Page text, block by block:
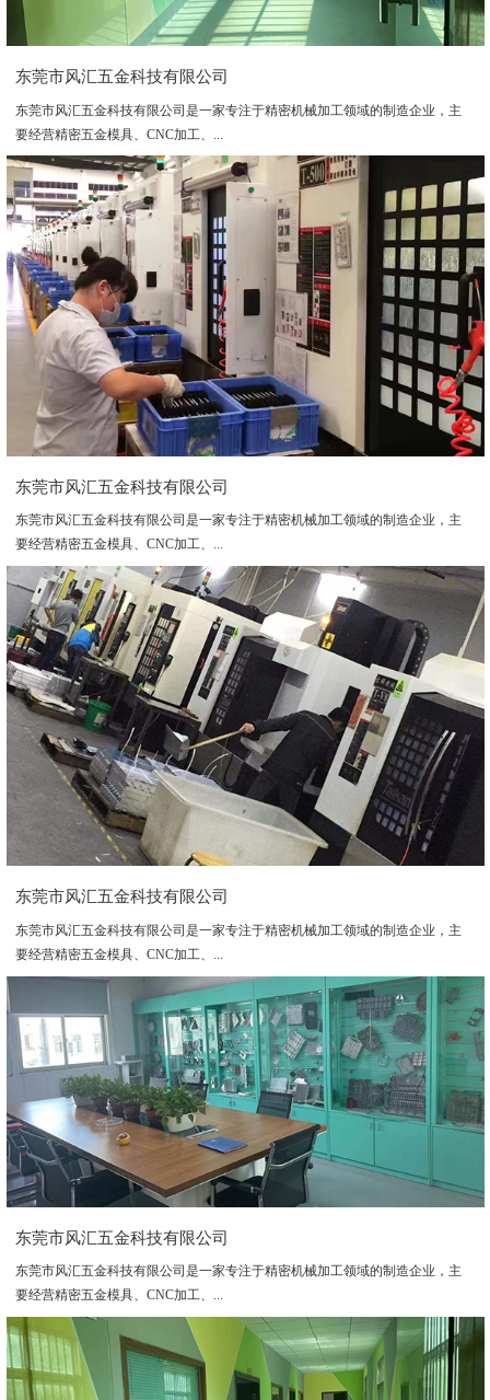
东莞市风汇五金科技有限公司
东莞市风汇五金科技有限公司是一家专注于精密机械加工领域的制造企业，主
要经营精密五金模具、CNC加工、...
东莞市风汇五金科技有限公司
东莞市风汇五金科技有限公司是一家专注于精密机械加工领域的制造企业，主
要经营精密五金模具、CNC加工、...
东莞市风汇五金科技有限公司
东莞市风汇五金科技有限公司是一家专注于精密机械加工领域的制造企业，主
要经营精密五金模具、CNC加工、...
东莞市风汇五金科技有限公司
东莞市风汇五金科技有限公司是一家专注于精密机械加工领域的制造企业，主
要经营精密五金模具、CNC加工、...